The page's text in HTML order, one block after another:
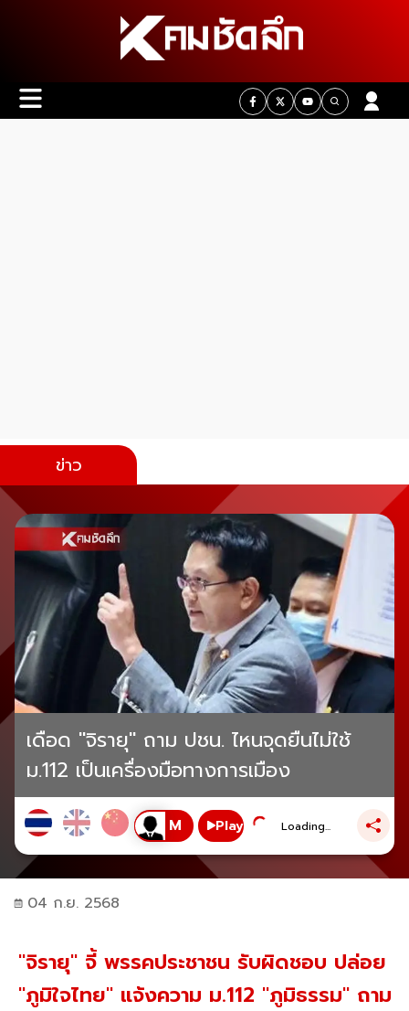
ข่าว
เดือด "จิรายุ" ถาม ปชน. ไหนจุดยืนไม่ใช้
ม.112 เป็นเครื่องมือทางการเมือง
Play Loading...
04 ก.ย. 2568
"จิรายุ" จี้ พรรคประชาชน รับผิดชอบ ปล่อย
"ภูมิใจไทย" แจ้งความ ม.112 "ภูมิธรรม" ถาม